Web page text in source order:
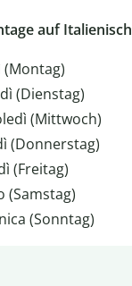
auf Italienisch
(Dienstag)
(Mittwoch)
(Donnerstag)
(Freitag)
(Samstag)
(Sonntag)